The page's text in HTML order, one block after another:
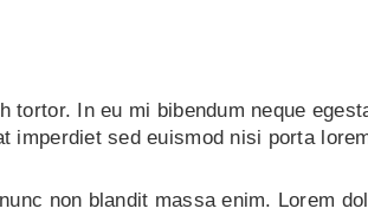
tortor. In eu mi bibendum neque
imperdiet sed euismod nisi porta
non blandit massa enim. Lorem